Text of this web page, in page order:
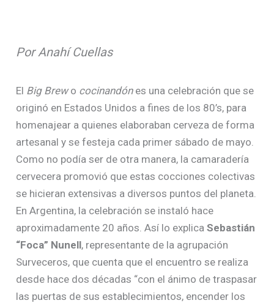
Por Anahí Cuellas
El Big Brewo cocinandónes una celebración que se
originó en Estados Unidos a fines de los 80’s, para
homenajear a quienes elaboraban cerveza de forma
artesanal y se festeja cada primer sábado de mayo.
Como no podía ser de otra manera, la camaradería
cervecera promovió que estas cocciones colectivas
se hicieran extensivas a diversos puntos del planeta.
En Argentina, la celebración se instaló hace
aproximadamente 20 años. Así lo explicaSebastián
“Foca” Nunell, representante de la agrupación
Surveceros, que cuenta que el encuentro se realiza
desde hace dos décadas “con el ánimo de traspasar
las puertas de sus establecimientos, encender los